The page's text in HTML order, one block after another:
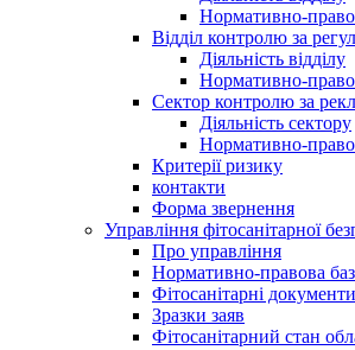
Нормативно-
Відділ контролю за
Діяльність відділу
Нормативно-
Сектор контролю за
Діяльність сектору
Нормативно-
Критерії ризику
контакти
Форма звернення
Управління фітосанітарної
Про управління
Нормативно-правова
Фітосанітарні документи
Зразки заяв
Фітосанітарний стан